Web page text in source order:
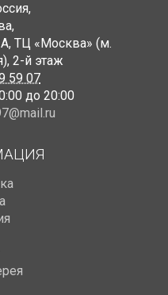
,
,
ТЦ «Москва» (м.
, 2-й этаж
59 07
до 20:00